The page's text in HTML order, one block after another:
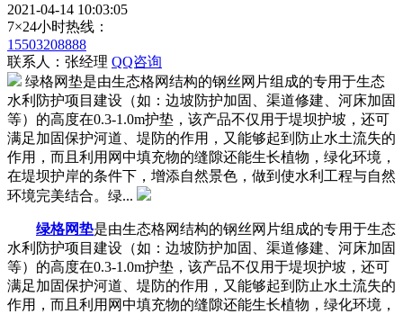
2021-04-14 10:03:05
7×24小时热线：
15503208888
联系人：张经理 QQ咨询
绿格网垫是由生态格网结构的钢丝网片组成的专用于生态
水利防护项目建设（如：边坡防护加固、渠道修建、河床加固
等）的高度在0.3-1.0m护垫，该产品不仅用于堤坝护坡，还可
满足加固保护河道、堤防的作用，又能够起到防止水土流失的
作用，而且利用网中填充物的缝隙还能生长植物，绿化环境，
在堤坝护岸的条件下，增添自然景色，做到使水利工程与自然
环境完美结合。绿...
绿格网垫是由生态格网结构的钢丝网片组成的专用于生态
水利防护项目建设（如：边坡防护加固、渠道修建、河床加固
等）的高度在0.3-1.0m护垫，该产品不仅用于堤坝护坡，还可
满足加固保护河道、堤防的作用，又能够起到防止水土流失的
作用，而且利用网中填充物的缝隙还能生长植物，绿化环境，